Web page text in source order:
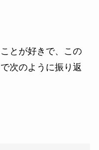
とが好きで、この
次のように振り返